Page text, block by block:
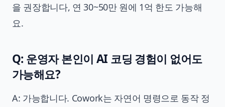
을 권장합니다, 연 30~50만 원에 1억 한도 가능해
요.
Q: 운영자 본인이 AI 코딩 경험이 없어도
가능해요?
A: 가능합니다. Cowork는 자연어 명령으로 동작 정